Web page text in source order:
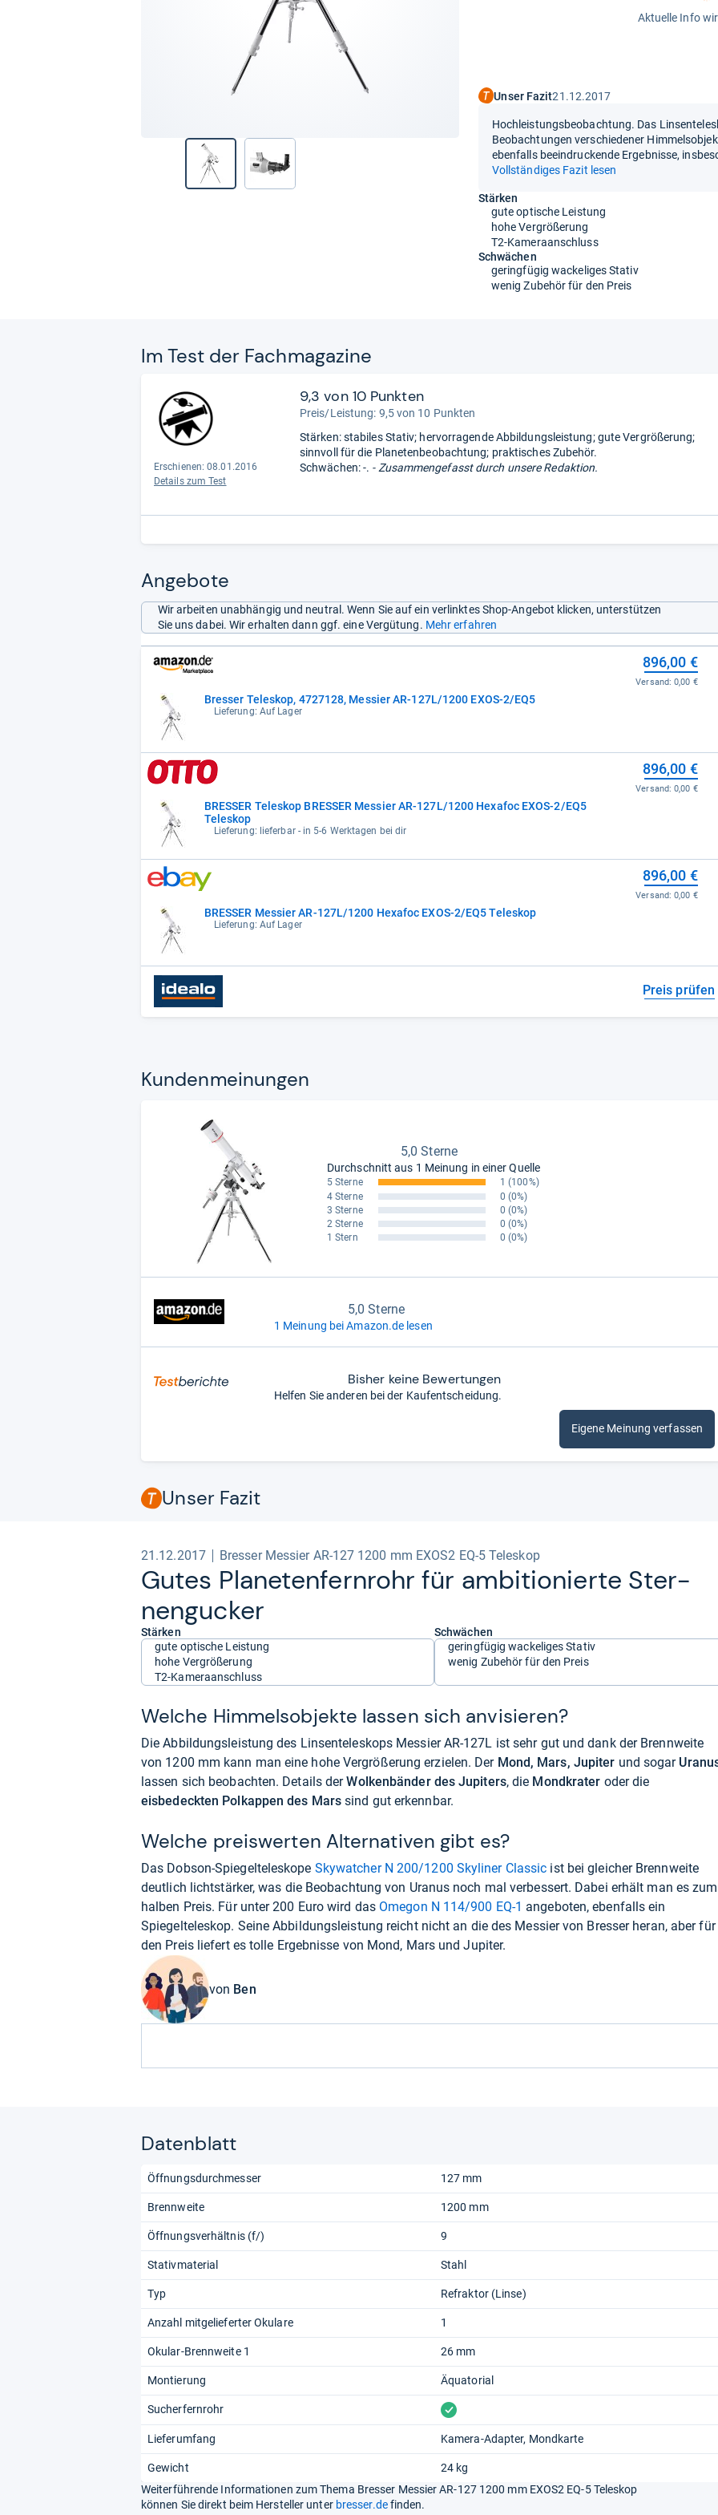
Aktuelle Info
Unser Fazit21.12.2017
Hochleistungsbeobachtung. Das
Beobachtungen verschiedener
ebenfalls beeindruckende Ergebnisse,
Vollständiges Fazit lesen
Stärken
gute optische Leistung
hohe Vergrößerung
T2-Kameraanschluss
Schwächen
geringfügig wackeliges Stativ
wenig Zubehör für den Preis
Im Test der Fach­ma­ga­zine
Erschienen: 08.01.2016
Details zum Test
9,3 von 10 Punkten
Preis/Leistung: 9,5 von 10 Punkten
Stärken: stabiles Stativ; hervorragende Abbildungsleistung; gute Vergrößerung;
sinnvoll für die Planetenbeobachtung; praktisches Zubehör.
Schwächen: -. - Zusammengefasst durch unsere Redaktion.
Angebote
Wir arbeiten unabhängig und neutral. Wenn Sie auf ein verlinktes Shop-Angebot klicken, unterstützen
Sie uns dabei. Wir erhalten dann ggf. eine Vergütung. Mehr erfahren
Bresser Teleskop, 4727128, Messier AR-127L/1200 EXOS-2/EQ5
Lieferung: Auf Lager
896,00 €
Versand:0,00 €
BRESSER Teleskop BRESSER Messier AR-127L/1200 Hexafoc EXOS-2/EQ5
Teleskop
Lieferung: lieferbar - in 5-6 Werktagen bei dir
896,00 €
Versand:0,00 €
BRESSER Messier AR-127L/1200 Hexafoc EXOS-2/EQ5 Teleskop
Lieferung: Auf Lager
896,00 €
Versand:0,00 €
Preis prüfen
Kun­den­mei­nun­gen
5,0 Sterne
Durchschnitt aus 1 Meinung in einer Quelle
5 Sterne 1 (100%)
4 Sterne
0 (0%)
3 Sterne
0 (0%)
2 Sterne
0 (0%)
1 Stern
0 (0%)
5,0 Sterne
1 Meinung bei Amazon.de lesen
Bisher keine Bewertungen
Helfen Sie anderen bei der Kaufentscheidung.
Eigene Meinung verfassen
Unser Fazit
21.12.2017 Bresser Messier AR-127 1200 mm EXOS2 EQ-5 Teleskop
Gutes Pla­ne­ten­fern­rohr für ambi­tio­nierte Ster­
nen­gu­cker
Stärken
gute optische Leistung
hohe Vergrößerung
T2-Kameraanschluss
Schwächen
geringfügig wackeliges Stativ
wenig Zubehör für den Preis
Welche Himmelsobjekte lassen sich anvisieren?
Die Abbildungsleistung des Linsenteleskops Messier AR-127L ist sehr gut und dank der Brennweite
von 1200 mm kann man eine hohe Vergrößerung erzielen. Der Mond, Mars, Jupiter und sogar
lassen sich beobachten. Details derWolkenbänder des Jupiters, die Mondkrater oder die
eisbedeckten Polkappen des Marssind gut erkennbar.
Welche preiswerten Alternativen gibt es?
Das Dobson-Spiegelteleskope Skywatcher N 200/1200 Skyliner Classic ist bei gleicher Brennweite
deutlich lichtstärker, was die Beobachtung von Uranus noch mal verbessert. Dabei erhält man es zum
halben Preis. Für unter 200 Euro wird das Omegon N 114/900 EQ-1 angeboten, ebenfalls ein
Spiegelteleskop. Seine Abbildungsleistung reicht nicht an die des Messier von Bresser heran, aber für
den Preis liefert es tolle Ergebnisse von Mond, Mars und Jupiter.
von Ben
Datenblatt
Öffnungsdurchmesser 127 mm
Brennweite 1200 mm
Öffnungsverhältnis (f/) 9
Stativmaterial Stahl
Typ Refraktor (Linse)
Anzahl mitgelieferter Okulare 1
Okular-Brennweite 1 26 mm
Montierung Äquatorial
Sucherfernrohr vorhanden
Lieferumfang Kamera-Adapter Mondkarte
Gewicht
24 kg
Weiterführende Informationen zum Thema Bresser Messier AR-127 1200 mm EXOS2 EQ-5 Teleskop
können Sie direkt beim Hersteller unter bresser.definden.